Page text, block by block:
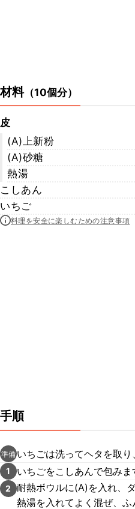
材料（10個分）
皮
(A)上新粉
(A)砂糖
熱湯
こしあん
いちご
料理を安全に楽しむための注意事項
手順
準備 いちごは洗ってヘタを取り
1 いちごをこしあんで包みま
2
耐熱ボウルに(A)を入れ、
熱湯を入れてよく混ぜ、